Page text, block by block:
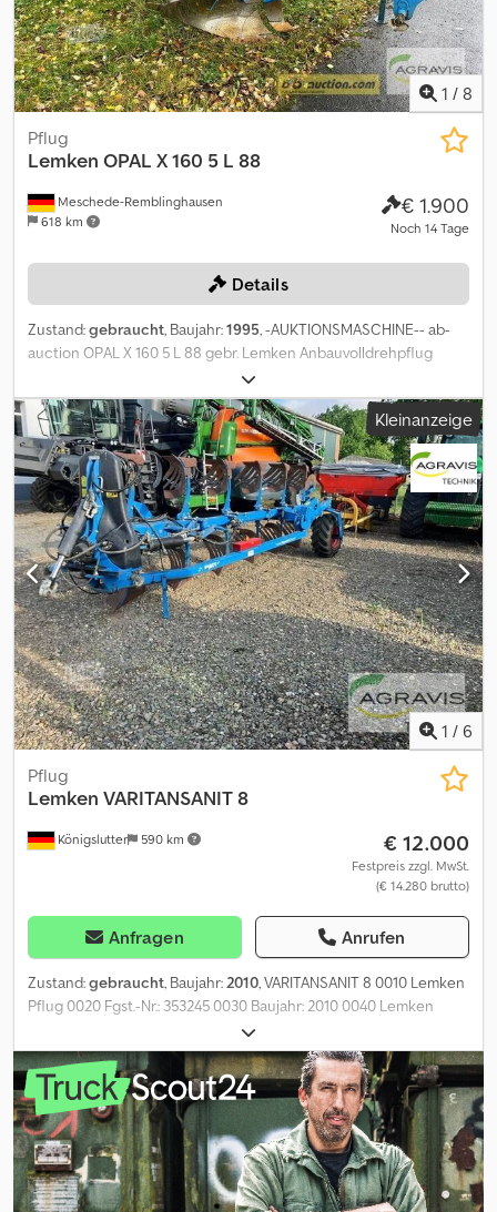
1 / 8
Meschede-Remblinghausen
618 km
Pflug
Lemken OPAL X 160 5 L 88
€ 1.900
Noch 14 Tage
Details
Zustand:gebraucht, Baujahr:1995, -AUKTIONSMASCHINE-- ab-
auction OPAL X 160 5 L 88 gebr. Lemken Anbauvolldrehpflug
OPAL X 160 A 5 L88 5-furchig Vollkörper B35 Vorschäler Stützrad
mech. Steinsicherung mit Packerarm Chodpfjy Dkf Sex Ad Ija mit
Packer Auf diese Maschine können Sie Online bieten Der
Startpreis beträgt 1900.00 EUR excl. MwSt. Registrieren Sie sich
kostenlos und bieten Sie mit. Hier geht es zur Auktion: ----- -----
Exciting Online Auction! Start bidding on NOW! ab-auction
Kleinanzeige
1 / 6
Königslutter 590 km
Pflug
Lemken VARITANSANIT 8
€ 12.000
Festpreis zzgl. MwSt.
(€ 14.280 brutto)
Anfragen Anrufen
Zustand:gebraucht, Baujahr:2010, VARITANSANIT 8 0010 Lemken
Pflug 0020 Fgst.-Nr.: 353245 0030 Baujahr: 2010 0040 Lemken
Pflug 6-Schar 0050 Varitansanit 8, 6 N 105 0060 Volldrehpflug
0070 Streifenkörper 0080 Hydraulische
Schnittbreitenverstellung 0090 Scheibensech Chodszqqdlspfx
Ad Ioa 0100 Packerarm